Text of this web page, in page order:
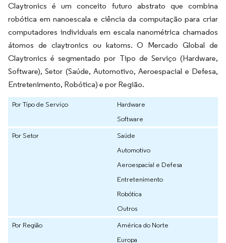
Claytronics é um conceito futuro abstrato que combina
robótica em nanoescala e ciência da computação para criar
computadores individuais em escala nanométrica chamados
átomos de claytronics ou katoms. O Mercado Global de
Claytronics é segmentado por Tipo de Serviço (Hardware,
Software), Setor (Saúde, Automotivo, Aeroespacial e Defesa,
Entretenimento, Robótica) e por Região.
Por Tipo de Serviço
Hardware
Software
Por Setor
Saúde
Automotivo
Aeroespacial e Defesa
Entretenimento
Robótica
Outros
Por Região
América do Norte
Europa